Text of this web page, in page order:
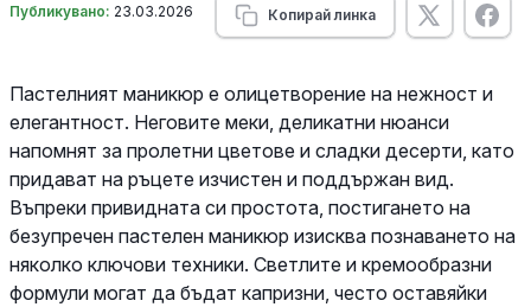
Публикувано: 23.03.2026 Копирай линка
Пастелният маникюр е олицетворение на нежност и
елегантност. Неговите меки, деликатни нюанси
напомнят за пролетни цветове и сладки десерти, като
придават на ръцете изчистен и поддържан вид.
Въпреки привидната си простота, постигането на
безупречен пастелен маникюр изисква познаването на
няколко ключови техники. Светлите и кремообразни
формули могат да бъдат капризни, често оставяйки